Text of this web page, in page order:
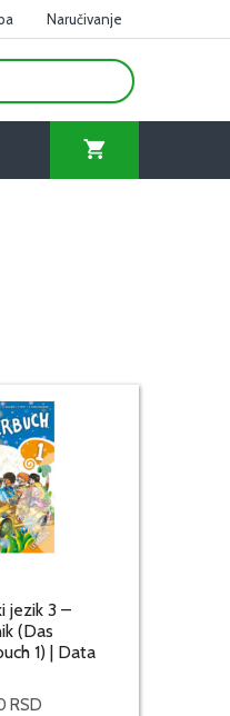
Naručivanje
jezik 3 –
(Das
1) | Data
RSD